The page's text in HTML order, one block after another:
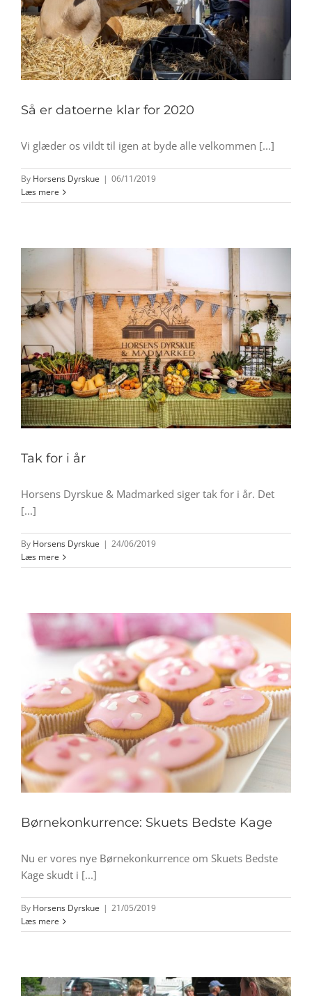
Så er datoerne klar for 2020
Vi glæder os vildt til igen at byde alle velkommen [...]
By Horsens Dyrskue | 06/11/2019
Læs mere
Tak for i år
Horsens Dyrskue & Madmarked siger tak for i år. Det
[...]
By Horsens Dyrskue | 24/06/2019
Læs mere
Børnekonkurrence: Skuets Bedste Kage
Nu er vores nye Børnekonkurrence om Skuets Bedste
Kage skudt i [...]
By Horsens Dyrskue | 21/05/2019
Læs mere